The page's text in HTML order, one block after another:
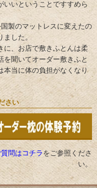
いいということですすめら
製のマットレスに変えたの
ました。
に、お店で敷きふとんは柔
を聞いてオーダー敷きふと
本当に体の負担がなくなり
さい
問はコチラをご参照くださ
い。